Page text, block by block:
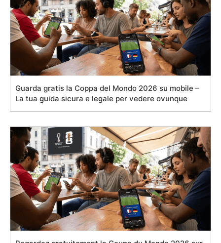
Guarda gratis la Coppa del Mondo 2026 su mobile –
La tua guida sicura e legale per vedere ovunque